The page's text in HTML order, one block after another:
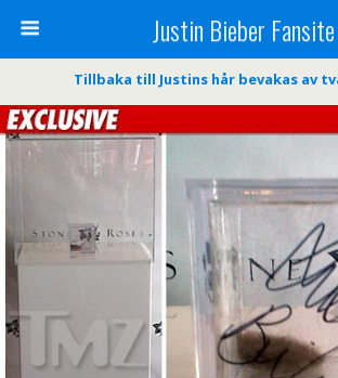
Justin Bieber Fansite
Tillbaka till Justins hår bevakas av